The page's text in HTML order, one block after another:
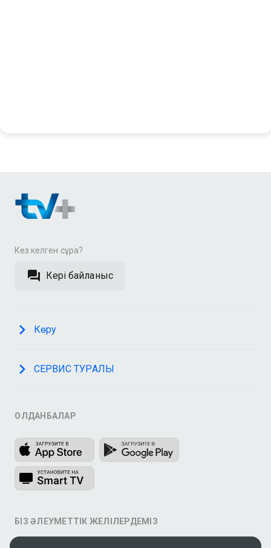
Кез келген сұрақ?
Кері байланыс
Көру
СЕРВИС ТУРАЛЫ
ҚОЛДАНБАЛАР
БІЗ ӘЛЕУМЕТТІК ЖЕЛІЛЕРДЕМІЗ